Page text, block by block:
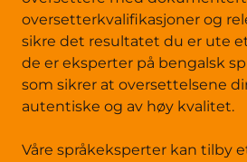
oversetterkvalifikasjoner og
sikre det resultatet du er ute
de er eksperter på bengalsk
som sikrer at oversettelsene
autentiske og av høy kvalitet.
Våre språkeksperter kan tilby